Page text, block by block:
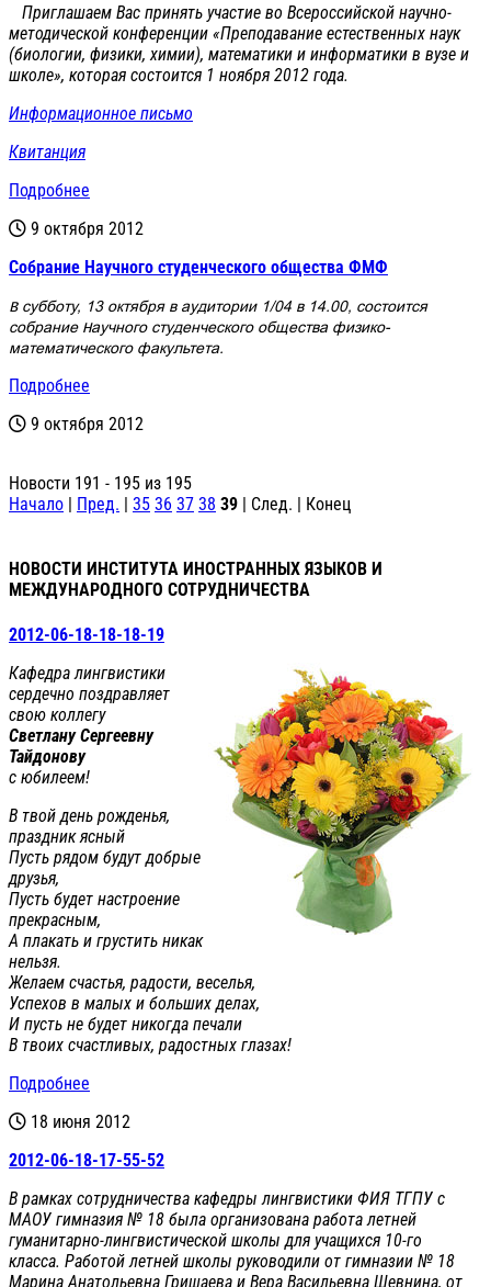
Приглашаем Вас принять участие во Всероссийской научно-
методической конференции «Преподавание естественных наук
(биологии, физики, химии), математики и информатики в вузе и
школе», которая состоится 1 ноября 2012 года.
Информационное письмо
Квитанция
Подробнее
9 октября 2012
Cобрание Научного студенческого общества ФМФ
В субботу, 13 октября в аудитории 1/04 в 14.00, состоится
собрание Научного студенческого общества физико-
математического факультета.
Подробнее
9 октября 2012
Новости 191 - 195 из 195
Начало | Пред. | 35 36 37 38 39 | След. | Конец
НОВОСТИ ИНСТИТУТА ИНОСТРАННЫХ ЯЗЫКОВ И
МЕЖДУНАРОДНОГО СОТРУДНИЧЕСТВА
2012-06-18-18-18-19
Кафедра лингвистики
сердечно поздравляет
свою коллегу
Светлану Сергеевну
Тайдонову
с юбилеем!
В твой день рожденья,
праздник ясный
Пусть рядом будут добрые
друзья,
Пусть будет настроение
прекрасным,
А плакать и грустить никак
нельзя.
Желаем счастья, радости, веселья,
Успехов в малых и больших делах,
И пусть не будет никогда печали
В твоих счастливых, радостных глазах!
Подробнее
18 июня 2012
2012-06-18-17-55-52
В рамках сотрудничества кафедры лингвистики ФИЯ ТГПУ с
МАОУ гимназия № 18 была организована работа летней
гуманитарно-лингвистической школы для учащихся 10-го
класса. Работой летней школы руководили от гимназии № 18
Марина Анатольевна Гришаева и Вера Васильевна Шевнина, от